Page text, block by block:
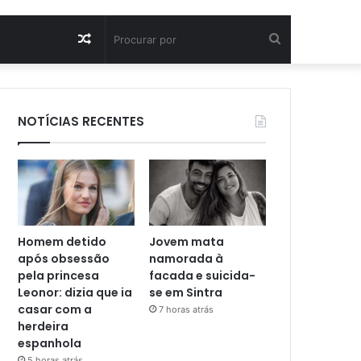
por
Artigo
aleatório
NOTÍCIAS RECENTES
Homem detido
após obsessão
pela princesa
Leonor: dizia que ia
casar com a
herdeira
espanhola
Jovem mata
namorada à
facada e suicida-
se em Sintra
7 horas atrás